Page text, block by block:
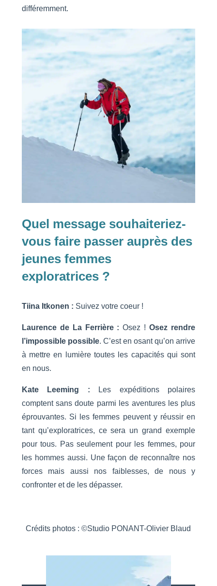
différemment.
Quel message souhaiteriez-
vous faire passer auprès des
jeunes femmes
exploratrices ?
Tiina Itkonen : Suivez votre coeur !
Laurence de La Ferrière : Osez !Osez rendre
l’impossible possible. C’est en osant qu’on arrive
à mettre en lumière toutes les capacités qui sont
en nous.
Kate Leeming :
Les expéditions polaires
comptent sans doute parmi les aventures les plus
éprouvantes. Si les femmes peuvent y réussir en
tant qu’exploratrices, ce sera un grand exemple
pour tous. Pas seulement pour les femmes, pour
les hommes aussi. Une façon de reconnaître nos
forces mais aussi nos faiblesses, de nous y
confronter et de les dépasser.
Crédits photos : ©Studio PONANT-Olivier Blaud